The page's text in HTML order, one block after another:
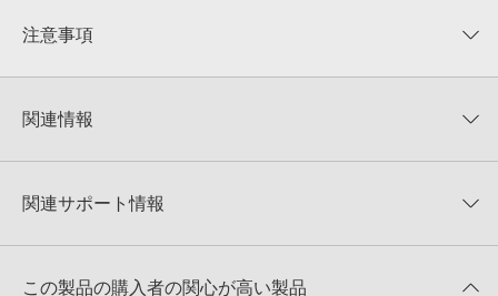
★★★★★
★5
★4
★1
0%
注意事項
KONTAKTフォーマットは、
でお使いいただけます。無償版のKONTAKT PLAYERではお使いい
4GBを超えるデータに関するご注意：
FAT32でフォーマットされた
きます際には、NTFSやHFS＋でフォーマットされたHDDをご用意
関連情報
トが最大60%OFF！サマーセール！
関連サポート情報
この製品の購入者の関心が高い製品